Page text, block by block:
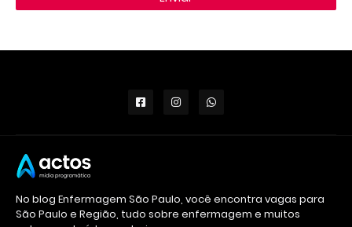
No blog Enfermagem São Paulo, você encontra vagas para
São Paulo e Região, tudo sobre enfermagem e muitos